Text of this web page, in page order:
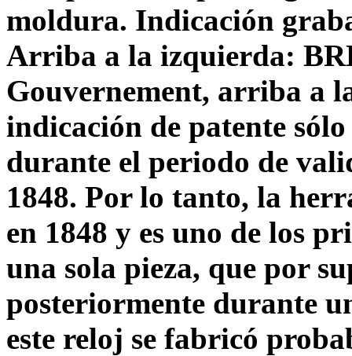
moldura. Indicación
Arriba a la izquierda:
Gouvernement, arriba a
indicación de patente
durante el periodo de
1848. Por lo tanto, la
en 1848 y es uno de los
una sola pieza, que por
posteriormente durante
este reloj se fabricó